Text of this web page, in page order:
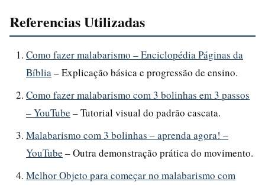
Referencias Utilizadas
Como fazer malabarismo – Enciclopédia Páginas da
Bíblia – Explicação básica e progressão de ensino.
Como fazer malabarismo com 3 bolinhas em 3 passos
– YouTube – Tutorial visual do padrão cascata.
Malabarismo com 3 bolinhas – aprenda agora! –
YouTube – Outra demonstração prática do movimento.
Melhor Objeto para começar no malabarismo com